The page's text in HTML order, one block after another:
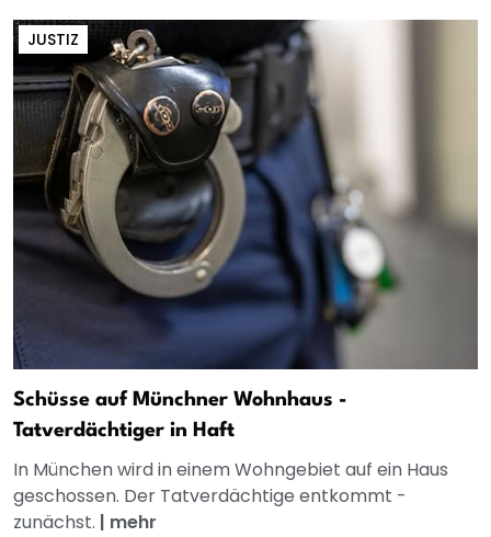
JUSTIZ
Schüsse auf Münchner Wohnhaus -
Tatverdächtiger in Haft
In München wird in einem Wohngebiet auf ein Haus
geschossen. Der Tatverdächtige entkommt -
zunächst. | mehr